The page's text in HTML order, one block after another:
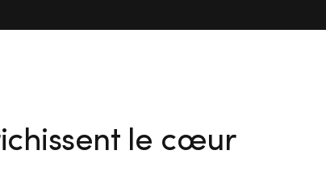
le cœur